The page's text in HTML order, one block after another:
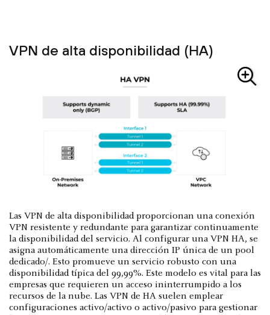
VPN de alta disponibilidad (HA)
Las VPN de alta disponibilidad proporcionan una conexión
VPN resistente y redundante para garantizar continuamente
la disponibilidad del servicio. Al configurar una VPN HA, se
asigna automáticamente una dirección IP única de un pool
dedicado/. Esto promueve un servicio robusto con una
disponibilidad típica del 99,99%. Este modelo es vital para las
empresas que requieren un acceso ininterrumpido a los
recursos de la nube. Las VPN de HA suelen emplear
configuraciones activo/activo o activo/pasivo para gestionar